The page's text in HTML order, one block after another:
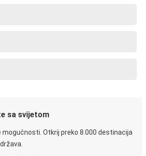
sa svijetom
mogućnosti. Otkrij preko 8.000 destinacija